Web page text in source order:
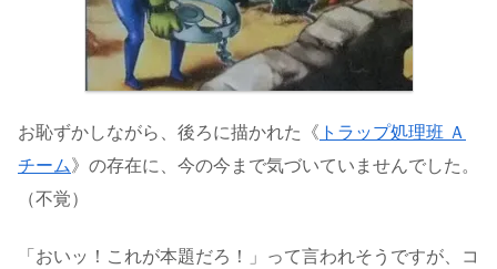
お恥ずかしながら、後ろに描かれた《 トラップ処理班 Ａ
チーム》の存在に、今の今まで気づいていませんでした。
（不覚）
「おいッ！これが本題だろ！」って言われそうですが、コ